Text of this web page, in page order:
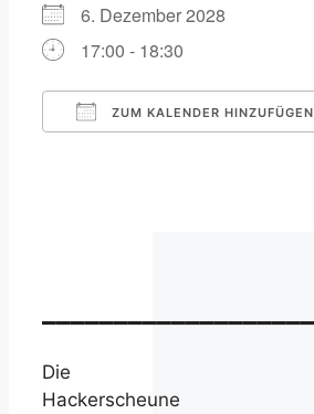
6. Dezember 2028
17:00 - 18:30
ZUM KALENDER HINZUFÜGEN
Die
Hackerscheune